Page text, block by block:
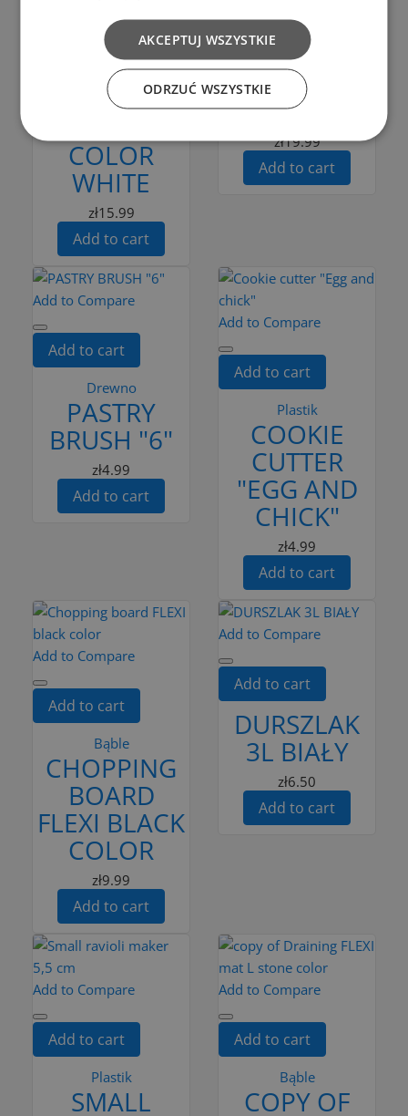
Add to cart
Bailango
SET OF 6
COLOR
WHITE
zł15.99
Add to cart
Add to cart
SERWATOR
DO
PŁYNÓW
zł19.99
Add to cart
Add to Compare
Add to cart
Drewno
PASTRY
BRUSH "6"
zł4.99
Add to cart
Add to Compare
Add to cart
Plastik
COOKIE
CUTTER
"EGG AND
CHICK"
zł4.99
Add to cart
Add to Compare
Add to cart
Bąble
CHOPPING
BOARD
FLEXI BLACK
COLOR
zł9.99
Add to cart
Add to Compare
Add to cart
DURSZLAK
3L BIAŁY
zł6.50
Add to cart
Add to Compare
Add to cart
Plastik
SMALL
Add to Compare
Add to cart
Bąble
COPY OF
AKCEPTUJ WSZYSTKIE
ODRZUĆ WSZYSTKIE